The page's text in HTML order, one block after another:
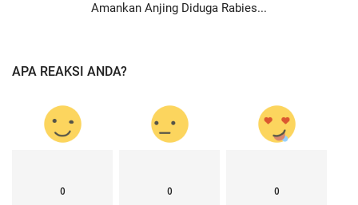
Amankan Anjing Diduga Rabies...
APA REAKSI ANDA?
0 0 0